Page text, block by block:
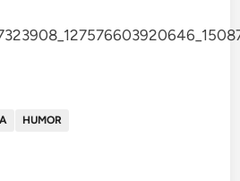
HUMOR